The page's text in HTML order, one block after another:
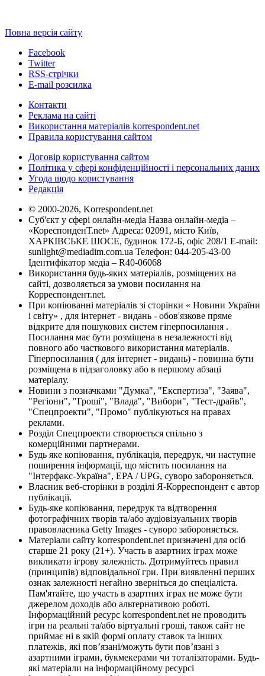
Повна версія сайту
Facebook
Twitter
RSS-стрічки
E-mail розсилка
Контакти
Реклама на сайті
Використання матеріалів korrespondent.net
Правила користування сайтом
Договір користування сайтом
Політика у сфері конфіденційності і персональних даних
Угода щодо користування
Редакція
© 2000-2026, Korrespondent.net
Суб'єкт у сфері онлайн-медіа Назва онлайн-медіа –
«КореспонденТ.net» Адреса: 02091, місто Київ,
ХАРКІВСЬКЕ ШОСЕ, будинок 172-Б, офіс 208/1 E-mail:
sunlight@mediadim.com.ua Телефон: 044-205-43-00
Ідентифікатор медіа – R40-06068
Використання будь-яких матеріалів, розміщених на
сайті, дозволяється за умови посилання на
Корреспондент.net.
При копіюванні матеріалів зі сторінки « Новини України
і світу» , для інтернет - видань - обов'язкове пряме
відкрите для пошукових систем гіперпосилання .
Посилання має бути розміщена в незалежності від
повного або часткового використання матеріалів.
Гіперпосилання ( для інтернет - видань) - повинна бути
розміщена в підзаголовку або в першому абзаці
матеріалу.
Новини з позначками "Думка", "Експертиза", "Заява",
"Регіони", "Гроші", "Влада", "Вибори", "Тест-драйв",
"Спецпроекти", "Промо" публікуються на правах
реклами.
Розділ Спецпроекти створюється спільно з
комерційними партнерами.
Будь яке копіювання, публікація, передрук, чи наступне
поширення інформації, що містить посилання на
"Інтерфакс-Україна", EPA / UPG, суворо забороняється.
Власник веб-сторінки в розділі Я-Корреспондент є автор
публікації.
Будь-яке копіювання, передрук та відтворення
фотографічних творів та/або аудіовізуальних творів
правовласника Getty Images - суворо забороняється.
Матеріали сайту korrespondent.net призначені для осіб
старше 21 року (21+). Участь в азартних іграх може
викликати ігрову залежність. Дотримуйтесь правил
(принципів) відповідальної гри. При виявленні перших
ознак залежності негайно зверніться до спеціаліста.
Пам'ятайте, що участь в азартних іграх не може бути
джерелом доходів або альтернативою роботі.
Інформаційний ресурс korrespondent.net не проводить
ігри на реальні та/або віртуальні гроші, також сайт не
приймає ні в якій формі оплату ставок та інших
платежів, які пов’язані/можуть бути пов’язані з
азартними іграми, букмекерами чи тоталізаторами. Будь-
які матеріали на інформаційному ресурсі